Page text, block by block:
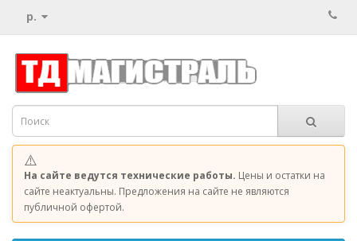
р.
⚠️
На сайте ведутся технические работы. Цены и остатки на
сайте неактуальны. Предложения на сайте не являются
публичной офертой.